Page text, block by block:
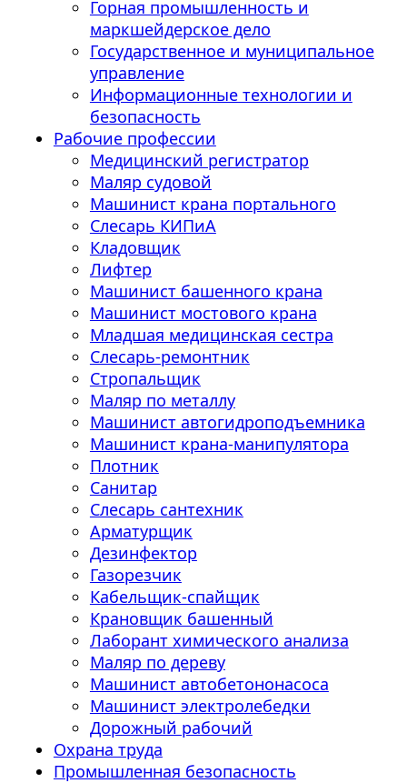
Горная промышленность и
маркшейдерское дело
Государственное и муниципальное
управление
Информационные технологии и
безопасность
Рабочие профессии
Медицинский регистратор
Маляр судовой
Машинист крана портального
Слесарь КИПиА
Кладовщик
Лифтер
Машинист башенного крана
Машинист мостового крана
Младшая медицинская сестра
Слесарь-ремонтник
Стропальщик
Маляр по металлу
Машинист автогидроподъемника
Машинист крана-манипулятора
Плотник
Санитар
Слесарь сантехник
Арматурщик
Дезинфектор
Газорезчик
Кабельщик-спайщик
Крановщик башенный
Лаборант химического анализа
Маляр по дереву
Машинист автобетононасоса
Машинист электролебедки
Дорожный рабочий
Охрана труда
Промышленная безопасность